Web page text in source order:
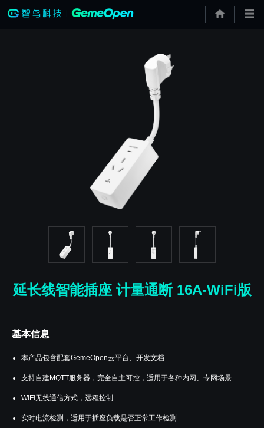
延长线智能插座 计量通断 16A-WiFi版
基本信息
本产品包含配套GemeOpen云平台、开发文档
支持自建MQTT服务器，完全自主可控，适用于各种内网、专网场景
WiFi无线通信方式，远程控制
实时电流检测，适用于插座负载是否正常工作检测